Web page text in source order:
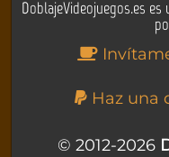
DoblajeVideojuegos.es
Haz una
© 2012-2026